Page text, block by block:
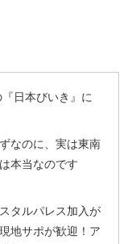
日本びいき』に
なのに、実は東南
本当なのです
タルパレス加入が
地サポが歓迎！ア